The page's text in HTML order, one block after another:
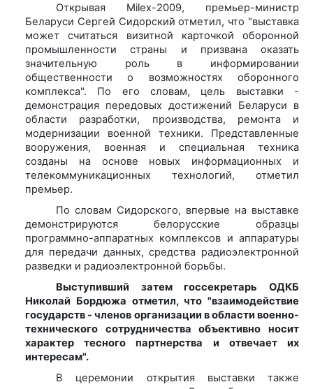
Открывая Milex-2009, премьер-министр
Беларуси Сергей Сидорский отметил, что "выставка
может считаться визитной карточкой оборонной
промышленности страны и призвана оказать
значительную роль в информировании
общественности о возможностях оборонного
комплекса". По его словам, цель выставки -
демонстрация передовых достижений Беларуси в
области разработки, производства, ремонта и
модернизации военной техники. Представленные
вооружения, военная и специальная техника
созданы на основе новых информационных и
телекоммуникационных технологий, отметил
премьер.
По словам Сидорского, впервые на выставке
демонстрируются белорусские образцы
программно-аппаратных комплексов и аппаратуры
для передачи данных, средства радиоэлектронной
разведки и радиоэлектронной борьбы.
Выступивший затем госсекретарь ОДКБ
Николай Бордюжа отметил, что "взаимодействие
государств - членов организации в области военно-
технического сотрудничества объективно носит
характер тесного партнерства и отвечает их
интересам".
В церемонии открытия выставки также